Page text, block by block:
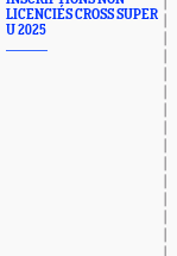
LICENCIÉS CROSS SUPER
U 2025